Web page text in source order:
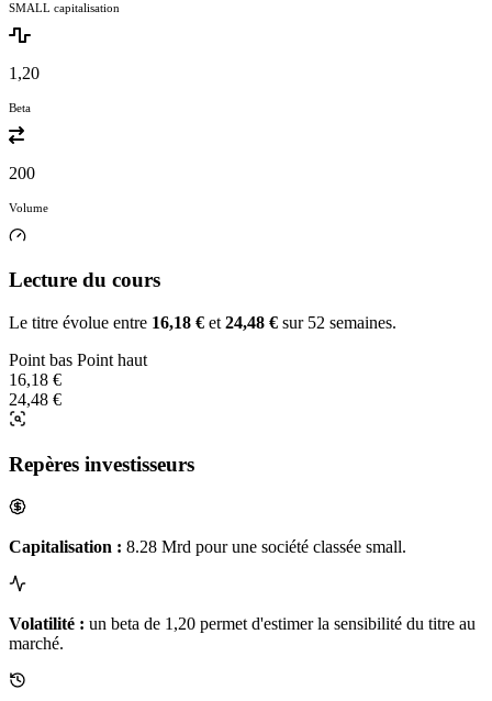
SMALL capitalisation
1,20
Beta
200
Volume
Lecture du cours
Le titre évolue entre 16,18 € et 24,48 € sur 52 semaines.
Point bas Point haut
16,18 €
24,48 €
Repères investisseurs
Capitalisation : 8.28 Mrd pour une société classée small.
Volatilité : un beta de 1,20 permet d'estimer la sensibilité du titre au
marché.